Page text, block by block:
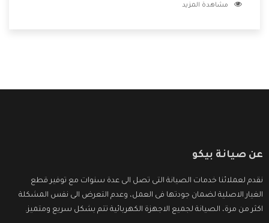
للعملاء أقوى العروض والخصومات التى تسهل على المستهلك
مشاهدة المزيد
عن صيانة بيكو
نقدم لعملائنا خدمات الصيانة التى تصل الى عدة سنوات مع توفير قطع
الغيار الاصلية لضمان جودتها فى العمل، وعدم التعرض الى نفس المشكلة
اكثر من مرة، الصيانة لجميع الاجهزة الكهربائية تتم بشكل سريع ومتميز.